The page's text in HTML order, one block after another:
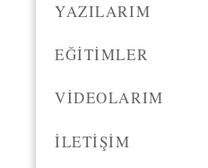
YAZILARIM
EĞITIMLER
VIDEOLARIM
İLETIŞIM